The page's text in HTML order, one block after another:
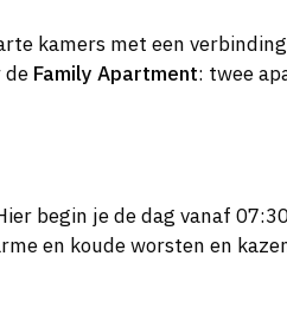
kamers met een
de Family Apartment: twee
begin je de dag vanaf
en koude worsten en